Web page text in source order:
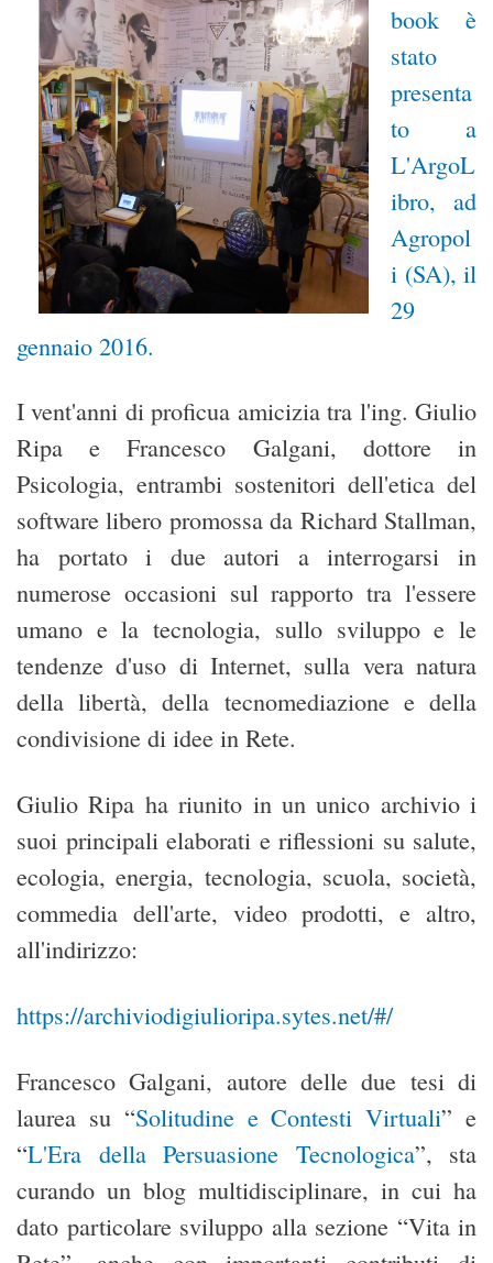
book è
stato
presenta
to a
L'ArgoL
ibro, ad
Agropol
i (SA), il
29
gennaio 2016.
I vent'anni di proficua amicizia tra l'ing. Giulio
Ripa e Francesco Galgani, dottore in
Psicologia, entrambi sostenitori dell'etica del
software libero promossa da Richard Stallman,
ha portato i due autori a interrogarsi in
numerose occasioni sul rapporto tra l'essere
umano e la tecnologia, sullo sviluppo e le
tendenze d'uso di Internet, sulla vera natura
della libertà, della tecnomediazione e della
condivisione di idee in Rete.
Giulio Ripa ha riunito in un unico archivio i
suoi principali elaborati e riflessioni su salute,
ecologia, energia, tecnologia, scuola, società,
commedia dell'arte, video prodotti, e altro,
all'indirizzo:
https://archiviodigiulioripa.sytes.net/#/
Francesco Galgani, autore delle due tesi di
laurea su “Solitudine e Contesti Virtuali” e
“L'Era della Persuasione Tecnologica”, sta
curando un blog multidisciplinare, in cui ha
dato particolare sviluppo alla sezione “Vita in